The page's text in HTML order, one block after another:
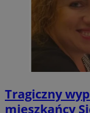
Tragiczny
mieszkańcy